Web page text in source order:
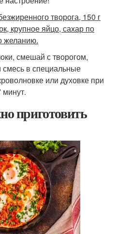
творога, 150 г
крупное яйцо, сахар по
желанию.
смешай с творогом,
в специальные
или духовке при
минут.
приготовить